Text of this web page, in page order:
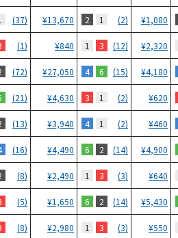
(37) ¥13,670 2 1 (2) ¥1,080
(1) ¥840 1 3 (12) ¥2,320
(72) ¥27,050 4 6 (15) ¥4,180
(21) ¥4,630 3 1 (2) ¥620
(13) ¥3,940 4 1 (2) ¥460
(16) ¥4,490 6 2 (14) ¥4,900
(8) ¥2,490 1 3 (3) ¥640
(5) ¥1,650 6 2 (14) ¥5,430
(8) ¥2,980 1 3 (3) ¥550